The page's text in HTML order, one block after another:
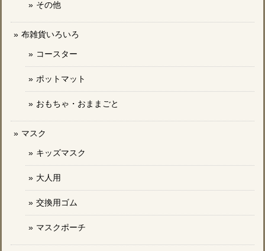
その他
布雑貨いろいろ
コースター
ポットマット
おもちゃ・おままごと
マスク
キッズマスク
大人用
交換用ゴム
マスクポーチ